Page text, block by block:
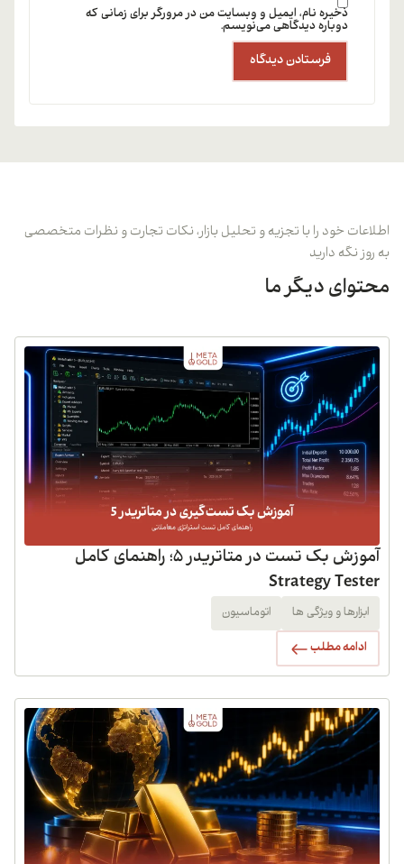
ذخیره نام، ایمیل و وبسایت من در مرورگر برای زمانی که
دوباره دیدگاهی می‌نویسم.
اطلاعات خود را با تجزیه و تحلیل بازار، نکات تجارت و نظرات متخصصی
به روز نگه دارید
محتوای دیگر ما
آموزش بک تست در متاتریدر 5؛ راهنمای کامل
Strategy Tester
ابزارها و ویژگی ها اتوماسیون
ادامه مطلب